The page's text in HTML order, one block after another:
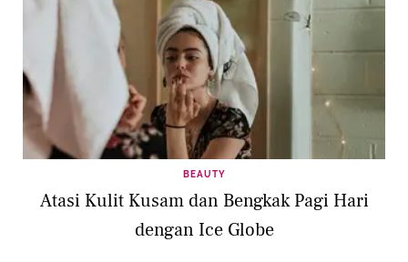
BEAUTY
Atasi Kulit Kusam dan Bengkak Pagi Hari
dengan Ice Globe